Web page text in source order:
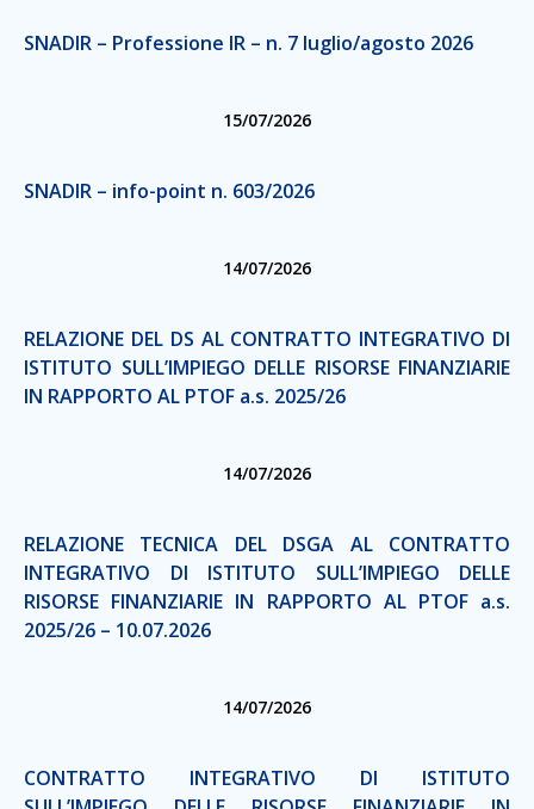
SNADIR – Professione IR – n. 7 luglio/agosto 2026
15/07/2026
SNADIR – info-point n. 603/2026
14/07/2026
RELAZIONE DEL DS AL CONTRATTO INTEGRATIVO DI
ISTITUTO SULL’IMPIEGO DELLE RISORSE FINANZIARIE
IN RAPPORTO AL PTOF a.s. 2025/26
14/07/2026
RELAZIONE TECNICA DEL DSGA AL CONTRATTO
INTEGRATIVO DI ISTITUTO SULL’IMPIEGO DELLE
RISORSE FINANZIARIE IN RAPPORTO AL PTOF a.s.
2025/26 – 10.07.2026
14/07/2026
CONTRATTO INTEGRATIVO DI ISTITUTO